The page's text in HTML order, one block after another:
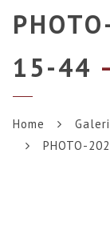
15-44
Home
PHOTO-